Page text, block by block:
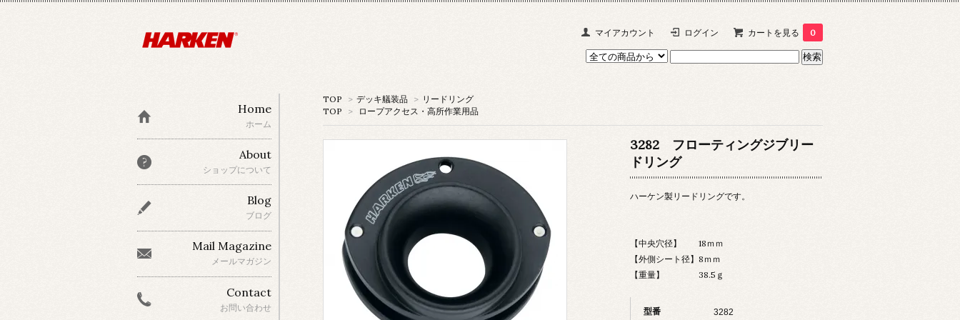
マイアカウント ログイン カートを見る 0
TOP > デッキ艤装品 > リードリング
TOP
> ロープアクセス・高所作業用品
3282 フローティングジブリー
ドリング
ハーケン製リードリングです。
【中央穴径】 18ｍｍ
【外側シート径】8ｍｍ
【重量】 38.5ｇ
型番 3282
Home
ホーム
About
ショップについて
Blog
ブログ
Mail Magazine
メールマガジン
Contact
お問い合わせ